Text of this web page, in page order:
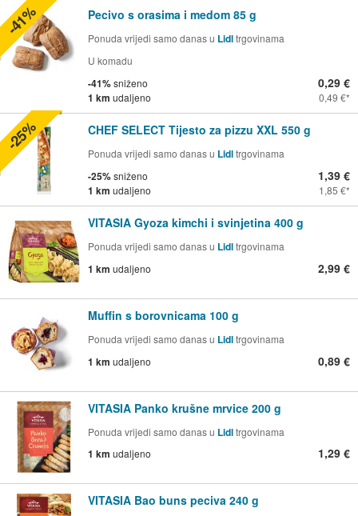
Pecivo s orasima i medom 85 g
Ponuda vrijedi samo danas u Lidltrgovinama
U komadu
-41%sniženo
1 km udaljeno
0,29 €
0,49 €
-41%
CHEF SELECT Tijesto za pizzu XXL 550 g
Ponuda vrijedi samo danas u Lidltrgovinama
-25%sniženo
1 km udaljeno
1,39 €
1,85 €
-25%
VITASIA Gyoza kimchi i svinjetina 400 g
Ponuda vrijedi samo danas u Lidltrgovinama
1 km udaljeno 2,99 €
Muffin s borovnicama 100 g
Ponuda vrijedi samo danas u Lidltrgovinama
1 km udaljeno 0,89 €
VITASIA Panko krušne mrvice 200 g
Ponuda vrijedi samo danas u Lidltrgovinama
1 km udaljeno 1,29 €
VITASIA Bao buns peciva 240 g